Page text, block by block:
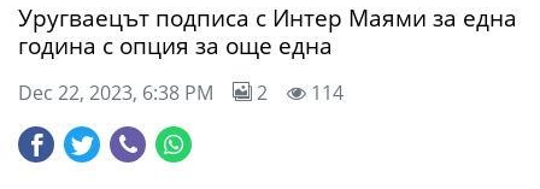
Уругваецът подписа с Интер Маями за една
година с опция за още една
Dec 22, 2023, 6:38 PM 2 114